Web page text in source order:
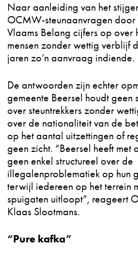
Naar aanleiding van het
OCMW-steunaanvragen
Vlaams Belang cijfers op over
mensen zonder wettig verblijf
jaren zo’n aanvraag indiende.
De antwoorden zijn echter
gemeente Beersel houdt geen
over steuntrekkers zonder
over de nationaliteit van de
op het aantal uitzettingen of
geen zicht. “Beersel heeft met
geen enkel structureel over de
illegalenproblematiek op hun
terwijl iedereen op het terrein
spuigaten uitloopt”, reageert
Klaas Slootmans.
“Pure kafka”